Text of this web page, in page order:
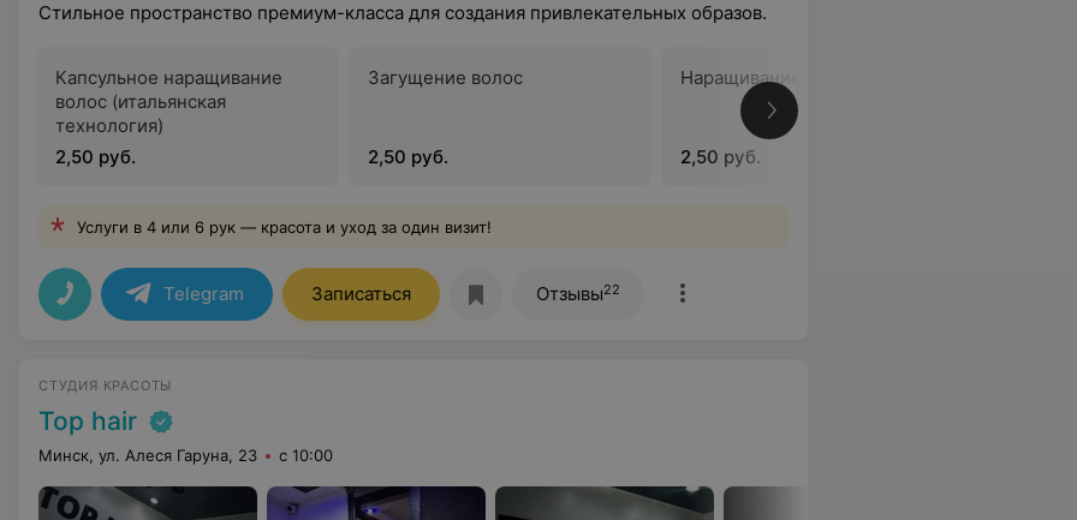
Стильное пространство премиум-класса для создания привлекательных образов.
Капсульное наращивание
волос (итальянская
технология)
2,50 руб.
Загущение волос
2,50 руб.
Наращивание височных зон
2,50 руб.
Услуги в 4 или 6 рук — красота и уход за один визит!
Telegram Записаться Отзывы22
СТУДИЯ КРАСОТЫ
Top hair
Минск, ул. Алеся Гаруна, 23 с 10:00